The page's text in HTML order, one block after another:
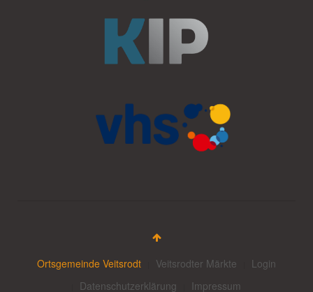
Ortsgemeinde Veitsrodt Veitsrodter Märkte
Login
Datenschutzerklärung
Impressum